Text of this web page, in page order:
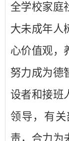
全学校家庭
大未成年人
心价值观，
努力成为德
设者和接班
领导，有
责，合力为